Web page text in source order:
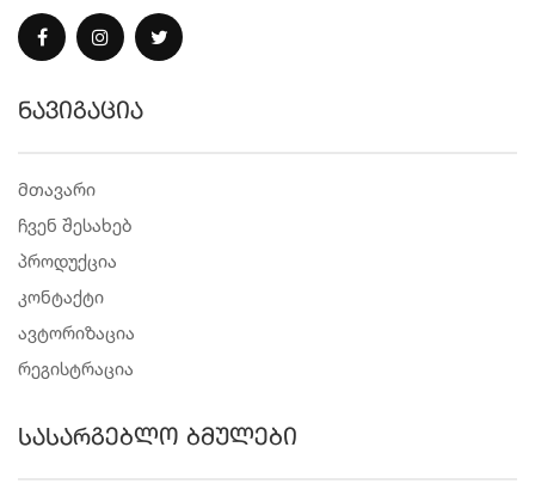
ნავიგაცია
მთავარი
ჩვენ შესახებ
პროდუქცია
კონტაქტი
ავტორიზაცია
რეგისტრაცია
სასარგებლო ბმულები